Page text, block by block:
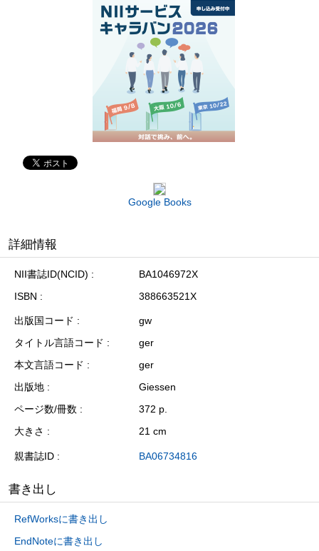
Google Books
詳細情報
NII書誌ID(NCID)
BA1046972X
ISBN
388663521X
出版国コード
gw
タイトル言語コード
ger
本文言語コード
ger
出版地
Giessen
ページ数/冊数
372 p.
大きさ
21 cm
親書誌ID BA06734816
書き出し
RefWorksに書き出し
EndNoteに書き出し